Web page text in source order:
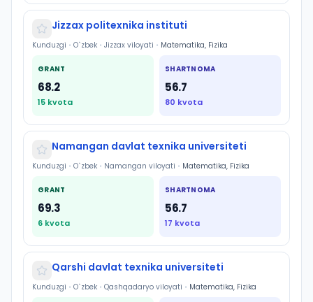
Jizzax politexnika instituti
Kunduzgi • O`zbek • Jizzax viloyati • Matematika, Fizika
GRANT
68.2
15 kvota
SHARTNOMA
56.7
80 kvota
Namangan davlat texnika universiteti
Kunduzgi • O`zbek • Namangan viloyati • Matematika, Fizika
GRANT
69.3
6 kvota
SHARTNOMA
56.7
17 kvota
Qarshi davlat texnika universiteti
Kunduzgi • O`zbek • Qashqadaryo viloyati • Matematika, Fizika